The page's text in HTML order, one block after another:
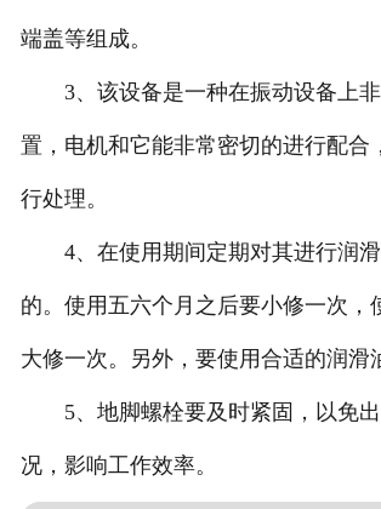
端盖等组成。
3、该设备是一种在振动设备上非
置，电机和它能非常密切的进行配合
行处理。
4、在使用期间定期对其进行润滑
的。使用五六个月之后要小修一次，
大修一次。另外，要使用合适的润滑
5、地脚螺栓要及时紧固，以免出
况，影响工作效率。